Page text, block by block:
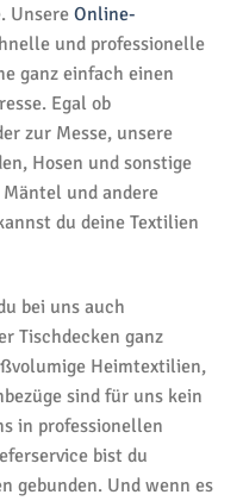
Unsere Online-
und professionelle
ganz einfach einen
Egal ob
zur Messe, unsere
Hosen und sonstige
Mäntel und andere
du deine Textilien
bei uns auch
Tischdecken ganz
Heimtextilien,
sind für uns kein
in professionellen
bist du
gebunden. Und wenn es